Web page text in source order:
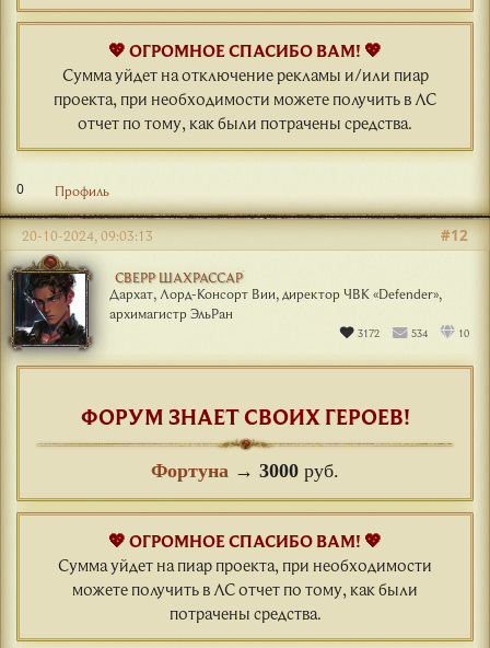
💖 ОГРОМНОЕ СПАСИБО ВАМ! 💖
Сумма уйдет на отключение рекламы и/или пиар
проекта, при необходимости можете получить в ЛС
отчет по тому, как были потрачены средства.
0 Профиль
СВЕРР ШАХРАССАР
Дархат, Лорд-Консорт Вии, директор ЧВК «Defender»,
архимагистр ЭльРан
3172 534 10
#12
20-10-2024, 09:03:13
ФОРУМ ЗНАЕТ СВОИХ ГЕРОЕВ!
Фортуна → 3000 руб.
💖 ОГРОМНОЕ СПАСИБО ВАМ! 💖
Сумма уйдет на пиар проекта, при необходимости
можете получить в ЛС отчет по тому, как были
потрачены средства.